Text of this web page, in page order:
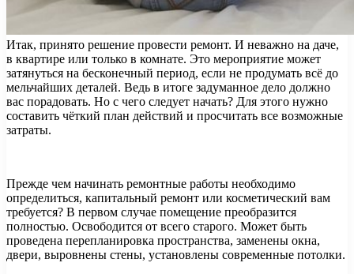
Итак, принято решение провести ремонт. И неважно на даче,
в квартире или только в комнате. Это мероприятие может
затянуться на бесконечный период, если не продумать всё до
мельчайших деталей. Ведь в итоге задуманное дело должно
вас порадовать. Но с чего следует начать? Для этого нужно
составить чёткий план действий и просчитать все возможные
затраты.
Прежде чем начинать ремонтные работы необходимо
определиться, капитальный ремонт или косметический вам
требуется? В первом случае помещение преобразится
полностью. Освободится от всего старого. Может быть
проведена перепланировка пространства, заменены окна,
двери, выровнены стены, установлены современные потолки.